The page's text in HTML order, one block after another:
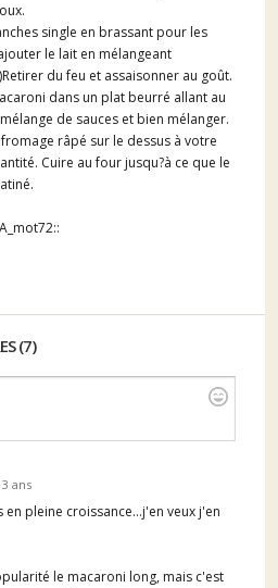
single en brassant pour les
le lait en mélangeant
du feu et assaisonner au goût.
dans un plat beurré allant au
de sauces et bien mélanger.
râpé sur le dessus à votre
Cuire au four jusqu?à ce que le
(7)
ans
en pleine croissance...j'en veux j'en
le macaroni long, mais c'est